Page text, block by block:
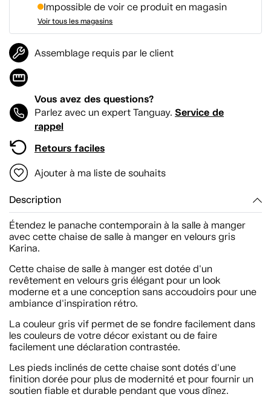
Impossible de voir ce produit en magasin
Voir tous les magasins
Assemblage requis par le client
Vous avez des questions?
Parlez avec un expert Tanguay. Service de
rappel
Retours faciles
Ajouter à ma liste de souhaits
Description
Étendez le panache contemporain à la salle à manger
avec cette chaise de salle à manger en velours gris
Karina.
Cette chaise de salle à manger est dotée d'un
revêtement en velours gris élégant pour un look
moderne et a une conception sans accoudoirs pour une
ambiance d'inspiration rétro.
La couleur gris vif permet de se fondre facilement dans
les couleurs de votre décor existant ou de faire
facilement une déclaration contrastée.
Les pieds inclinés de cette chaise sont dotés d'une
finition dorée pour plus de modernité et pour fournir un
soutien fiable et durable pendant que vous dînez.